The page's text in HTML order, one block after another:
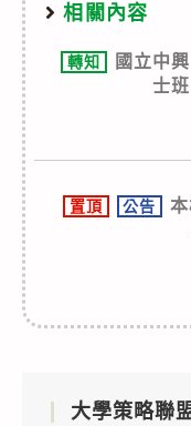
相關內容
轉知
國立中
士
置頂 公告
大學策略聯